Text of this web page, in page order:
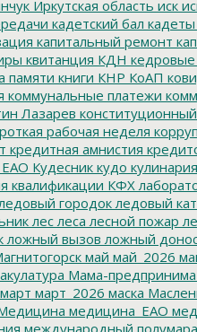
Иркутская область иск
кадетский бал кадеты
капитальный ремонт
квитанция КДН
памяти книги КНР КоАП
коммунальные платежи
Лазарев
рабочая неделя
кредитная амнистия
Кудесник кудо кулинария
квалификации КФХ
ледовый городок ледовый
лес леса лесной пожар
ложный вызов ложный
май май_2026
Мама-
март март_2026 маска
медицина_ЕАО
международный